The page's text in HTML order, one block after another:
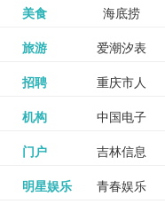
味，豆瓣
电影会推
荐好电影
说-书本网
调控管理
网
游戏
游戏邦
美食 海底捞
心食谱网
旅游 爱潮汐表
北京旅游
网
招聘 重庆市人
力资源和
社会保障
聘才网
机构 中国电子
检验检疫
业务网
湖北省粮
食局
门户 吉林信息
网
腾讯充值
明星娱乐 青春娱乐